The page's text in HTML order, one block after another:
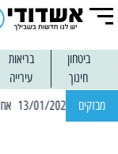
ביטחון בריאות
חינוך
עירייה
מבזקים